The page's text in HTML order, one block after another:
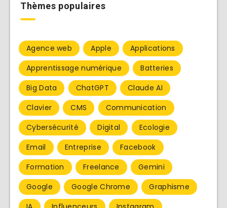
Thèmes populaires
Agence web Apple
Applications
Apprentissage numérique
Batteries
Big Data
ChatGPT
Claude AI
Clavier
CMS
Communication
Cybersécurité
Digital
Ecologie
Email
Entreprise
Facebook
Formation
Freelance
Gemini
Google
Google Chrome
Graphisme